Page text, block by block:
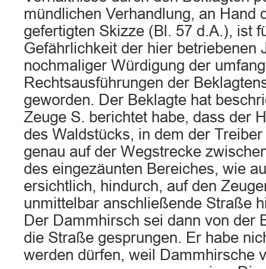
mündlichen Verhandlung, an Hand
gefertigten Skizze (Bl. 57 d.A.), ist
Gefährlichkeit der hier betriebenen
nochmaliger Würdigung der
Rechtsausführungen der
geworden. Der Beklagte hat
Zeuge S. berichtet habe, dass der
des Waldstücks, in dem der
genau auf der Wegstrecke
des eingezäunten Bereiches, wie
ersichtlich, hindurch, auf den
unmittelbar anschließende Straße
Der Dammhirsch sei dann von der
die Straße gesprungen. Er habe
werden dürfen, weil Dammhirsche